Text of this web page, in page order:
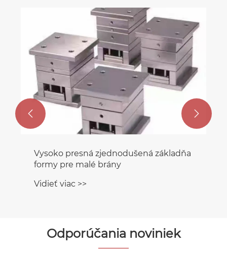
Vysoko presná zjednodušená základňa
formy pre malé brány
Vidieť viac >>
 
Odporúčania noviniek